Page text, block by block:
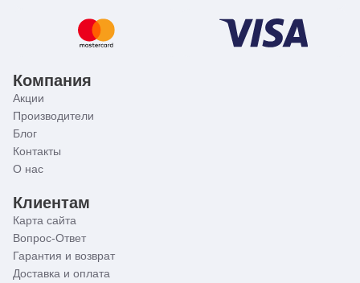
Компания
Акции
Производители
Блог
Контакты
О нас
Клиентам
Карта сайта
Вопрос-Ответ
Гарантия и возврат
Доставка и оплата